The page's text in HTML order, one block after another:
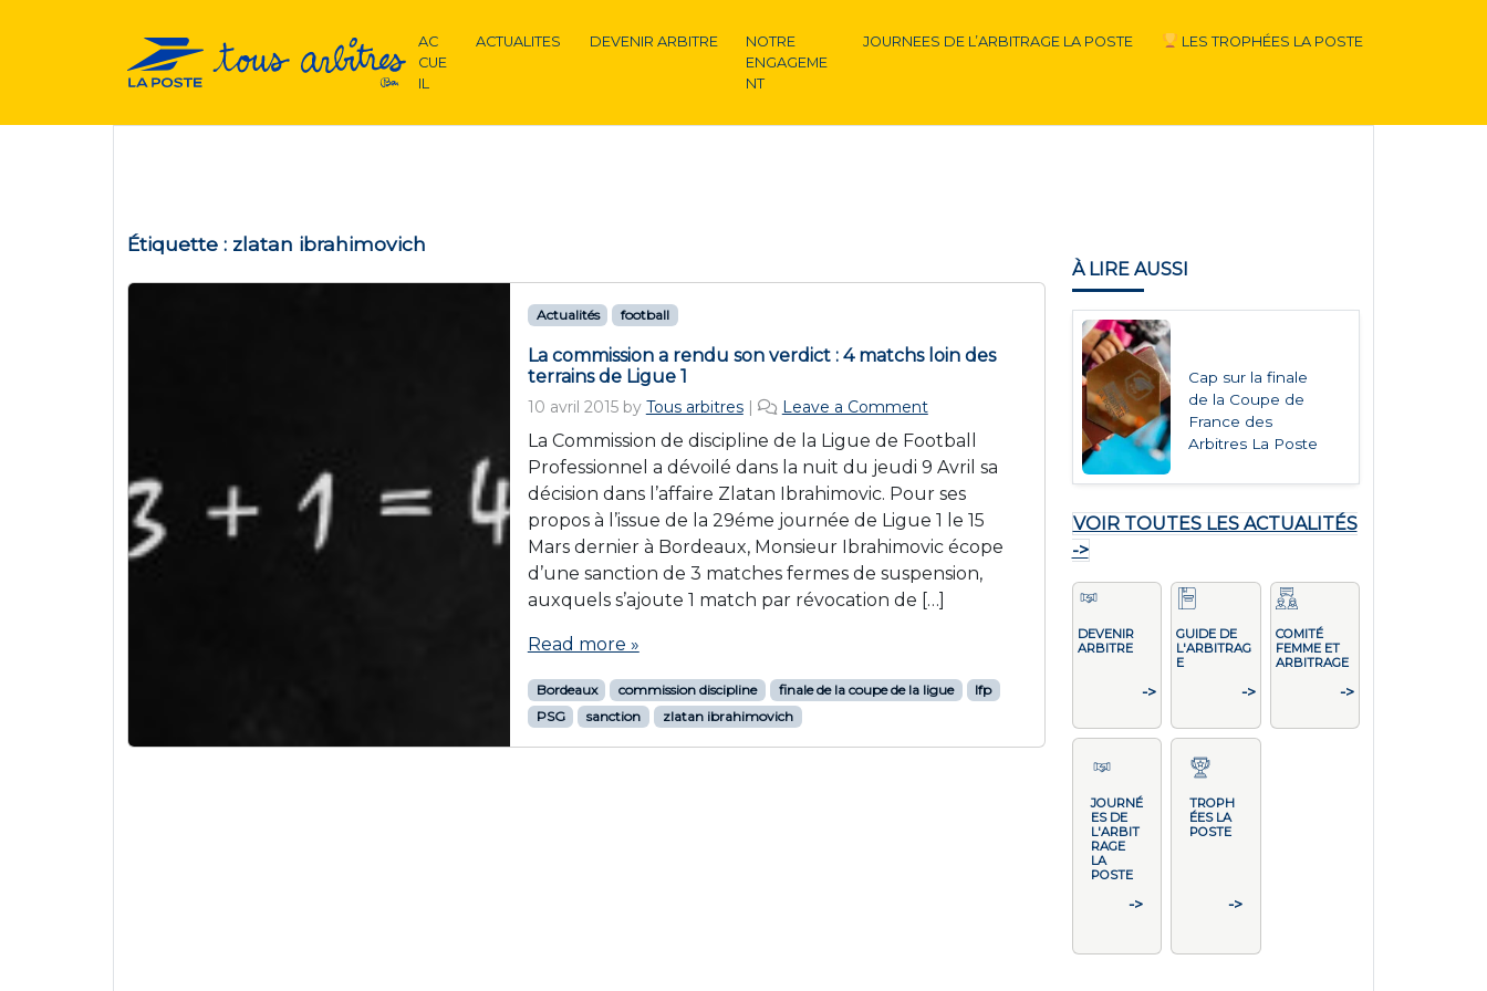
AC
CUE
IL
ACTUALITES DEVENIR ARBITRE
NOTRE
ENGAGEME
NT
JOURNEES DE L’ARBITRAGE LA POSTE LES TROPHÉES LA POSTE
Étiquette : zlatan ibrahimovich
Actualités football
La commission a rendu son verdict : 4 matchs loin des
terrains de Ligue 1
10 avril 2015by Tous arbitres | Leave a Comment
La Commission de discipline de la Ligue de Football
Professionnel a dévoilé dans la nuit du jeudi 9 Avril sa
décision dans l’affaire Zlatan Ibrahimovic. Pour ses
propos à l’issue de la 29éme journée de Ligue 1 le 15
Mars dernier à Bordeaux, Monsieur Ibrahimovic écope
d’une sanction de 3 matches fermes de suspension,
auxquels s’ajoute 1 match par révocation de […]
Read more »
Bordeaux commission discipline finale de la coupe de la ligue
lfp
PSG
sanction zlatan ibrahimovich
À LIRE AUSSI
Cap sur la finale
de la Coupe de
France des
Arbitres La Poste
VOIR TOUTES LES ACTUALITÉS
->
DEVENIR
ARBITRE
->
GUIDE DE
L'ARBITRAG
E
->
COMITÉ
FEMME ET
ARBITRAGE
->
JOURNÉ
ES DE
L'ARBIT
RAGE
LA
POSTE
->
TROPH
ÉES LA
POSTE
->